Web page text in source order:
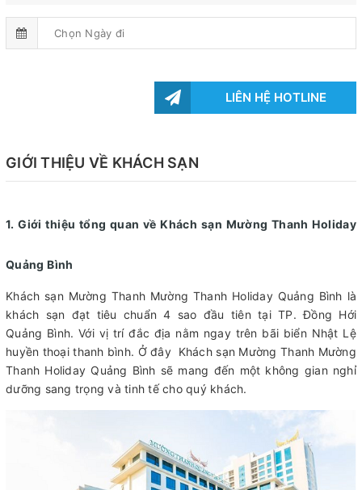
LIÊN HỆ HOTLINE
GIỚI THIỆU VỀ KHÁCH SẠN
1. Giới thiệu tổng quan về Khách sạn Mường Thanh Holiday
Quảng Bình
Khách sạn Mường Thanh Mường Thanh Holiday Quảng Bình là
khách sạn đạt tiêu chuẩn 4 sao đầu tiên tại TP. Đồng Hới
Quảng Bình. Với vị trí đắc địa nằm ngay trên bãi biển Nhật Lệ
huyền thoại thanh bình. Ở đây Khách sạn Mường Thanh Mường
Thanh Holiday Quảng Bình sẽ mang đến một không gian nghỉ
dưỡng sang trọng và tinh tế cho quý khách.